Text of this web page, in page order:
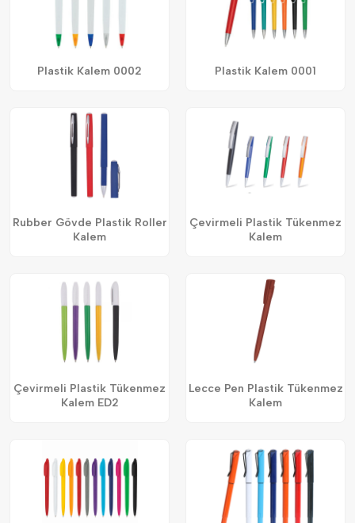
Plastik Kalem 0002 Plastik Kalem 0001
Rubber Gövde Plastik Roller
Kalem
Çevirmeli Plastik Tükenmez
Kalem
Çevirmeli Plastik Tükenmez
Kalem ED2
Lecce Pen Plastik Tükenmez
Kalem